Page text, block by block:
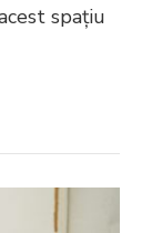
spațiu